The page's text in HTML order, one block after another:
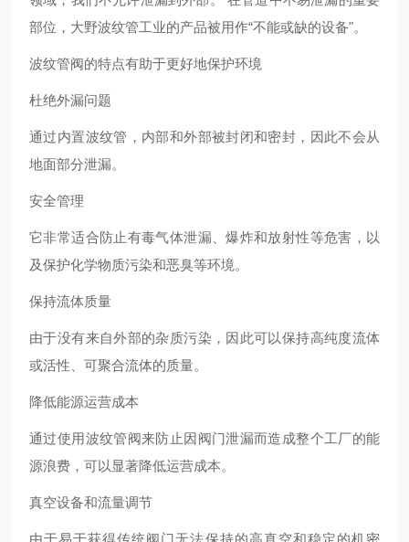
部位，大野波纹管工业的产品被用作“不能或缺的设备"。
波纹管阀的特点有助于更好地保护环境
杜绝外漏问题
通过内置波纹管，内部和外部被封闭和密封，因此不会从
地面部分泄漏。
安全管理
它非常适合防止有毒气体泄漏、爆炸和放射性等危害，以
及保护化学物质污染和恶臭等环境。
保持流体质量
由于没有来自外部的杂质污染，因此可以保持高纯度流体
或活性、可聚合流体的质量。
降低能源运营成本
通过使用波纹管阀来防止因阀门泄漏而造成整个工厂的能
源浪费，可以显著降低运营成本。
真空设备和流量调节
由于易于获得传统阀门无法保持的高真空和稳定的机密